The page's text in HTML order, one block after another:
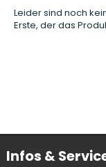
Leider sind noch
Erste, der das
Infos &